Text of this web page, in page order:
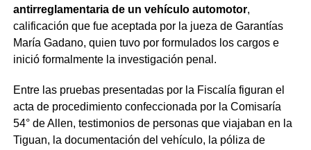
antirreglamentaria de un vehículo automotor,
calificación que fue aceptada por la jueza de Garantías
María Gadano, quien tuvo por formulados los cargos e
inició formalmente la investigación penal.
Entre las pruebas presentadas por la Fiscalía figuran el
acta de procedimiento confeccionada por la Comisaría
54° de Allen, testimonios de personas que viajaban en la
Tiguan, la documentación del vehículo, la póliza de